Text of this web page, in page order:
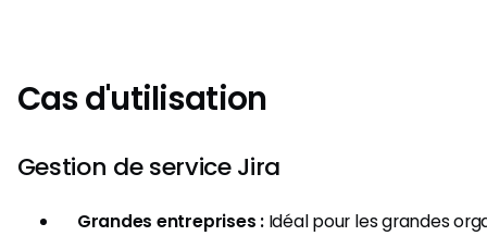
Cas d'utilisation
Gestion de service Jira
Grandes entreprises :Idéal pour les grandes